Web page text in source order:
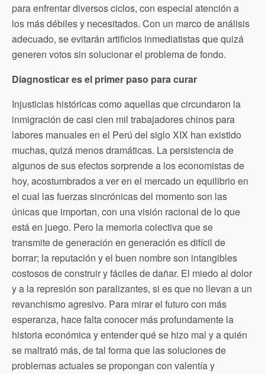
para enfrentar diversos ciclos, con especial atención a
los más débiles y necesitados. Con un marco de análisis
adecuado, se evitarán artificios inmediatistas que quizá
generen votos sin solucionar el problema de fondo.
Diagnosticar es el primer paso para curar
Injusticias históricas como aquellas que circundaron la
inmigración de casi cien mil trabajadores chinos para
labores manuales en el Perú del siglo XIX han existido
muchas, quizá menos dramáticas. La persistencia de
algunos de sus efectos sorprende a los economistas de
hoy, acostumbrados a ver en el mercado un equilibrio en
el cual las fuerzas sincrónicas del momento son las
únicas que importan, con una visión racional de lo que
está en juego. Pero la memoria colectiva que se
transmite de generación en generación es difícil de
borrar; la reputación y el buen nombre son intangibles
costosos de construir y fáciles de dañar. El miedo al dolor
y a la represión son paralizantes, si es que no llevan a un
revanchismo agresivo. Para mirar el futuro con más
esperanza, hace falta conocer más profundamente la
historia económica y entender qué se hizo mal y a quién
se maltrató más, de tal forma que las soluciones de
problemas actuales se propongan con valentía y